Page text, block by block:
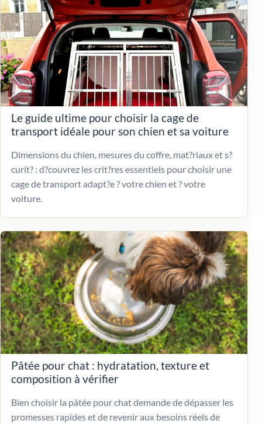
Le guide ultime pour choisir la cage de
transport idéale pour son chien et sa voiture
Dimensions du chien, mesures du coffre, mat?riaux et s?
curit? : d?couvrez les crit?res essentiels pour choisir une
cage de transport adapt?e ? votre chien et ? votre
voiture.
Pâtée pour chat : hydratation, texture et
composition à vérifier
Bien choisir la pâtée pour chat demande de dépasser les
promesses rapides et de revenir aux besoins réels de